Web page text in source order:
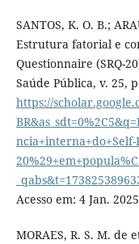
SANTOS, K. O. B.;
Estrutura fatorial e
Questionnaire (SRQ-
Saúde Pública, v. 25,
https://
ncia+interna+do+Self-
Acesso em: 4 Jan.
MORAES, R. S. M. de